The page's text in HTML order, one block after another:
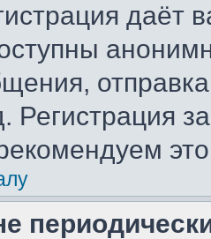
даёт
Регистрация